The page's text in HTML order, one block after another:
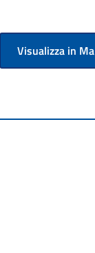
Visualizza in